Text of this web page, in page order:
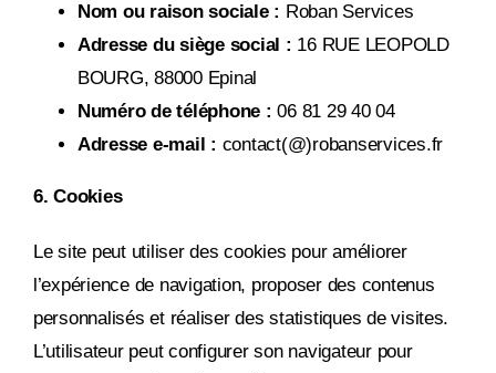
Nom ou raison sociale : Roban Services
Adresse du siège social : 16 RUE LEOPOLD
BOURG, 88000 Epinal
Numéro de téléphone : 06 81 29 40 04
Adresse e-mail : contact(@)robanservices.fr
6. Cookies
Le site peut utiliser des cookies pour améliorer
l’expérience de navigation, proposer des contenus
personnalisés et réaliser des statistiques de visites.
L’utilisateur peut configurer son navigateur pour